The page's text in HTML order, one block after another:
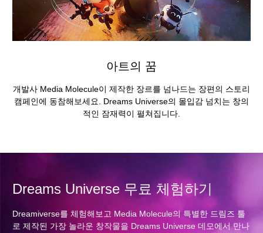
아트의 꿈
개발사 Media Molecule이 제작한 장르를 넘나드는 장편의 스토리
캠페인에 동참해보세요. Dreams Universe의 몰입감 넘치는 창의
적인 잠재력이 펼쳐집니다.
Dreams Universe 무료 체험하기
Dreamiverse를 체험해보고 Media Molecule의 특별한 드림즈 툴
로 제작된 가장 놀라운 창작물을 Dreams Universe 데모에서 만나